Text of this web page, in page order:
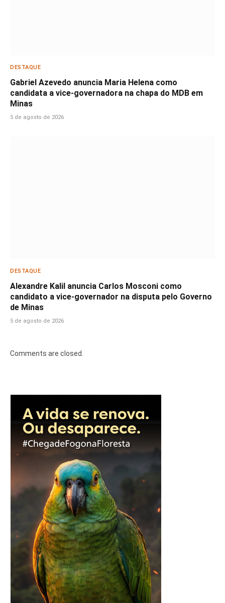
DESTAQUE
Gabriel Azevedo anuncia Maria Helena como
candidata a vice-governadora na chapa do MDB em
Minas
5 de agosto de 2026
DESTAQUE
Alexandre Kalil anuncia Carlos Mosconi como
candidato a vice-governador na disputa pelo Governo
de Minas
5 de agosto de 2026
Comments are closed.